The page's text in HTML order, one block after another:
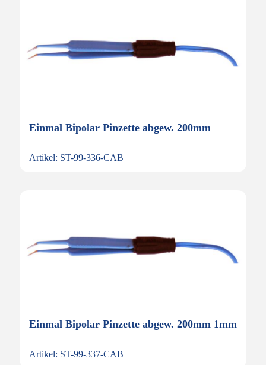
Einmal Bipolar Pinzette abgew. 200mm
Artikel: ST-99-336-CAB
Einmal Bipolar Pinzette abgew. 200mm 1mm
Artikel: ST-99-337-CAB